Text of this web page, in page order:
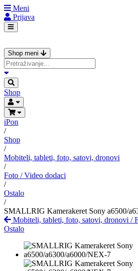
Meni
Prijava
Shop meni
Shop
iPon
/
Shop
/
Mobiteli, tableti, foto, satovi, dronovi
/
Foto / Video dodaci
/
Ostalo
/
SMALLRIG Kamerakeret Sony a6500/
Mobiteli, tableti, foto, satovi, dronovi /
Ostalo